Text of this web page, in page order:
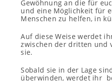
Gewöhnung an die für
und eine Möglichkeit für
Menschen zu helfen, in
Auf diese Weise werdet
zwischen der dritten und
sie.
Sobald sie in der Lage
überwinden, werdet ihr